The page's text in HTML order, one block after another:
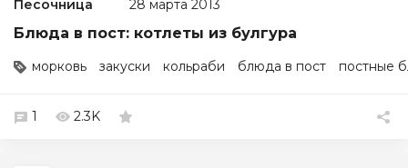
Песочница 28 марта 2013
Блюда в пост: котлеты из булгура
морковь закуски кольраби блюда в пост постные
1 2.3K